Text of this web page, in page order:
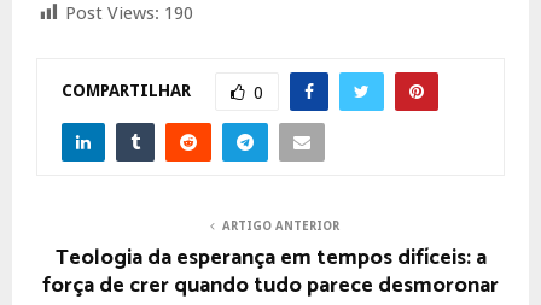
Post Views: 190
COMPARTILHAR 0
ARTIGO ANTERIOR
Teologia da esperança em tempos difíceis: a
força de crer quando tudo parece desmoronar